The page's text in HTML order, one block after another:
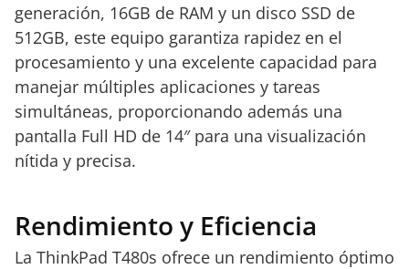
generación, 16GB de RAM y un disco SSD de
512GB, este equipo garantiza rapidez en el
procesamiento y una excelente capacidad para
manejar múltiples aplicaciones y tareas
simultáneas, proporcionando además una
pantalla Full HD de 14″ para una visualización
nítida y precisa.
Rendimiento y Eficiencia
La ThinkPad T480s ofrece un rendimiento óptimo